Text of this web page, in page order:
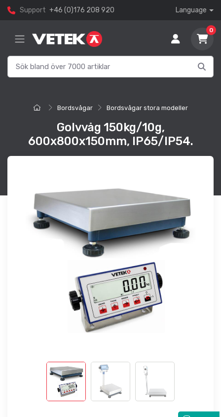
Support +46 (0)176 208 920 Language
0
Bordsvågar Bordsvågar stora modeller
Golvvåg 150kg/10g,
600x800x150mm, IP65/IP54.